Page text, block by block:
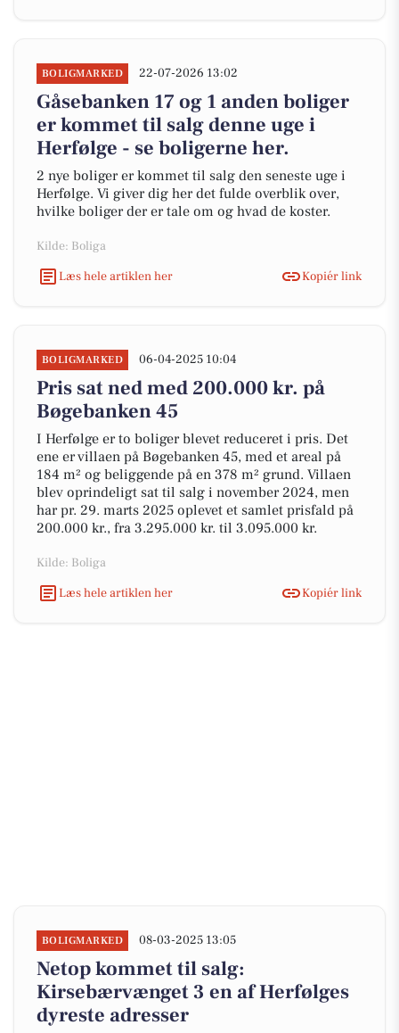
BOLIGMARKED 22-07-2026 13:02
Gåsebanken 17 og 1 anden boliger
er kommet til salg denne uge i
Herfølge - se boligerne her.
2 nye boliger er kommet til salg den seneste uge i
Herfølge. Vi giver dig her det fulde overblik over,
hvilke boliger der er tale om og hvad de koster.
Kilde: Boliga
Læs hele artiklen her
Kopiér link
BOLIGMARKED 06-04-2025 10:04
Pris sat ned med 200.000 kr. på
Bøgebanken 45
I Herfølge er to boliger blevet reduceret i pris. Det
ene er villaen på Bøgebanken 45, med et areal på
184 m² og beliggende på en 378 m² grund. Villaen
blev oprindeligt sat til salg i november 2024, men
har pr. 29. marts 2025 oplevet et samlet prisfald på
200.000 kr., fra 3.295.000 kr. til 3.095.000 kr.
Kilde: Boliga
Læs hele artiklen her
Kopiér link
BOLIGMARKED 08-03-2025 13:05
Netop kommet til salg:
Kirsebærvænget 3 en af Herfølges
dyreste adresser